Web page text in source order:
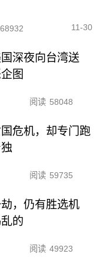
68932 11-30
深夜向台湾送
图
阅读 58048
危机，却专门跑
阅读 59735
，仍有胜选机
的
阅读 49923